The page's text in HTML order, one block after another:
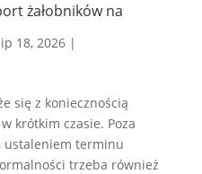
żałobników na
18, 2026|
się z koniecznością
krótkim czasie. Poza
terminu
trzeba również